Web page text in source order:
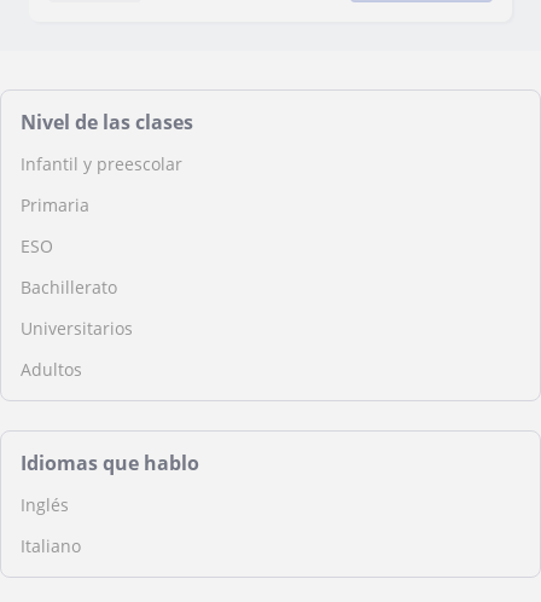
Nivel de las clases
Infantil y preescolar
Primaria
ESO
Bachillerato
Universitarios
Adultos
Idiomas que hablo
Inglés
Italiano